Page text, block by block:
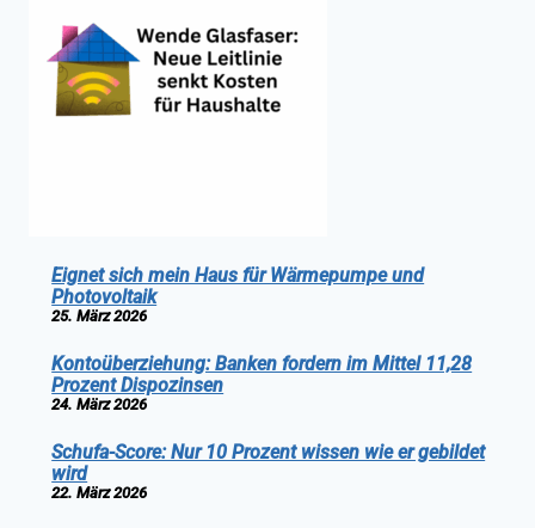
Eignet sich mein Haus für Wärmepumpe und
Photovoltaik
25. März 2026
Kontoüberziehung: Banken fordern im Mittel 11,28
Prozent Dispozinsen
24. März 2026
Schufa-Score: Nur 10 Prozent wissen wie er gebildet
wird
22. März 2026